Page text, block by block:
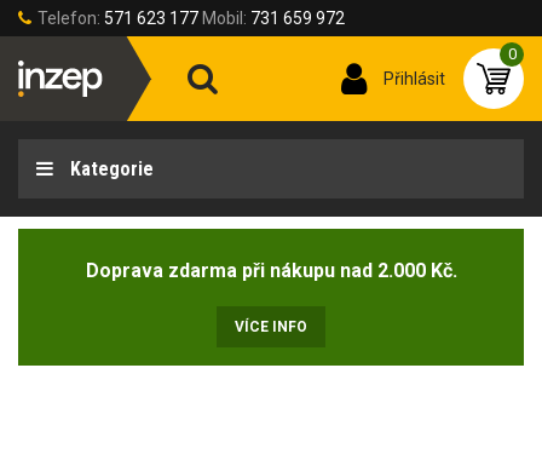
Telefon: 571 623 177 Mobil: 731 659 972
Přihlásit
0
Kategorie
Doprava zdarma při nákupu nad 2.000 Kč.
VÍCE INFO